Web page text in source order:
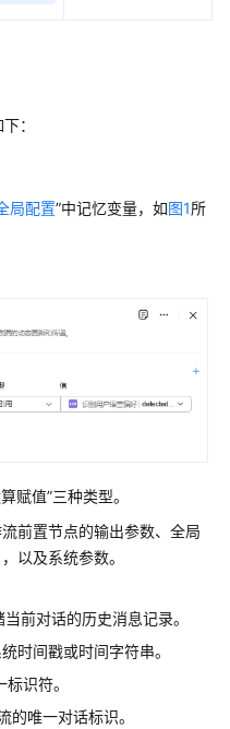
：
局配置”中记忆变量，如图1所
赋值”三种类型。
前置节点的输出参数、全局
以及系统参数。
当前对话的历史消息记录。
时间戳或时间字符串。
识符。
的唯一对话标识。